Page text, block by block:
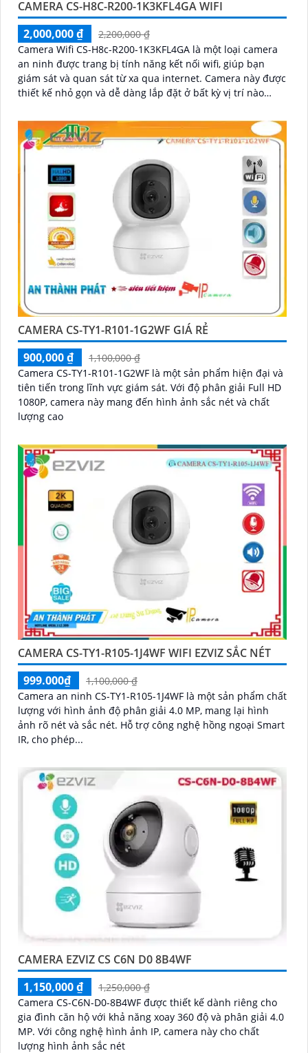
CAMERA CS-H8C-R200-1K3KFL4GA WIFI
2,000,000 ₫
2,200,000 ₫
Camera Wifi CS-H8c-R200-1K3KFL4GA là một loại camera
an ninh được trang bị tính năng kết nối wifi, giúp bạn
giám sát và quan sát từ xa qua internet. Camera này được
thiết kế nhỏ gọn và dễ dàng lắp đặt ở bất kỳ vị trí nào
CAMERA CS-TY1-R101-1G2WF GIÁ RẺ
900,000 ₫
1,100,000 ₫
Camera CS-TY1-R101-1G2WF là một sản phẩm hiện đại và
tiên tiến trong lĩnh vực giám sát. Với độ phân giải Full HD
1080P, camera này mang đến hình ảnh sắc nét và chất
lượng cao
CAMERA CS-TY1-R105-1J4WF WIFI EZVIZ SẮC NÉT
999.000₫
1,100,000 ₫
Camera an ninh CS-TY1-R105-1J4WF là một sản phẩm chất
lượng với hình ảnh độ phân giải 4.0 MP, mang lại hình
ảnh rõ nét và sắc nét. Hỗ trợ công nghệ hồng ngoại Smart
IR, cho phép...
CAMERA EZVIZ CS C6N D0 8B4WF
1,150,000 ₫
1,250,000 ₫
Camera CS-C6N-D0-8B4WF được thiết kế dành riêng cho
gia đình căn hộ với khả năng xoay 360 độ và phân giải 4.0
MP. Với công nghệ hình ảnh IP, camera này cho chất
lượng hình ảnh sắc nét